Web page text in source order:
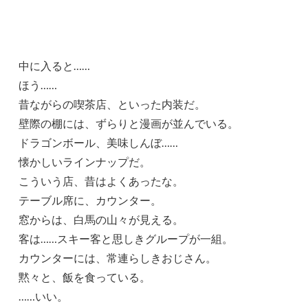
中に入ると……
ほう……
昔ながらの喫茶店、といった内装だ。
壁際の棚には、ずらりと漫画が並んでいる。
ドラゴンボール、美味しんぼ……
懐かしいラインナップだ。
こういう店、昔はよくあったな。
テーブル席に、カウンター。
窓からは、白馬の山々が見える。
客は……スキー客と思しきグループが一組。
カウンターには、常連らしきおじさん。
黙々と、飯を食っている。
……いい。